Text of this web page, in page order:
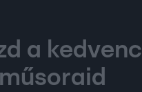
a kedvenc
műsoraid